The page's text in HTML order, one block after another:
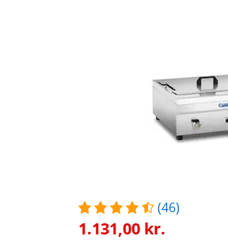
(46)
1.131,00 kr.